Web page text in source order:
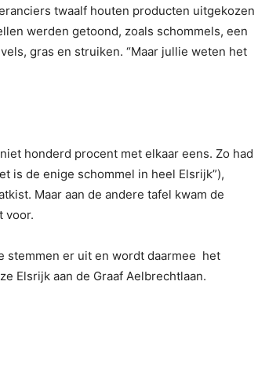
twaalf houten producten uitgekozen
werden getoond, zoals schommels, een
gras en struiken. “Maar jullie weten het
honderd procent met elkaar eens. Zo had
is de enige schommel in heel Elsrijk”),
Maar aan de andere tafel kwam de
voor.
stemmen er uit en wordt daarmee het
Elsrijk aan de Graaf Aelbrechtlaan.